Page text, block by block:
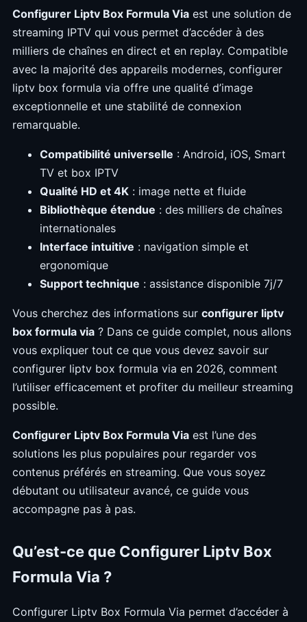
Configurer Liptv Box Formula Via est une solution de
streaming IPTV qui vous permet d’accéder à des
milliers de chaînes en direct et en replay. Compatible
avec la majorité des appareils modernes, configurer
liptv box formula via offre une qualité d’image
exceptionnelle et une stabilité de connexion
remarquable.
Compatibilité universelle : Android, iOS, Smart
TV et box IPTV
Qualité HD et 4K : image nette et fluide
Bibliothèque étendue : des milliers de chaînes
internationales
Interface intuitive : navigation simple et
ergonomique
Support technique : assistance disponible 7j/7
Vous cherchez des informations sur configurer liptv
box formula via ? Dans ce guide complet, nous allons
vous expliquer tout ce que vous devez savoir sur
configurer liptv box formula via en 2026, comment
l’utiliser efficacement et profiter du meilleur streaming
possible.
Configurer Liptv Box Formula Via est l’une des
solutions les plus populaires pour regarder vos
contenus préférés en streaming. Que vous soyez
débutant ou utilisateur avancé, ce guide vous
accompagne pas à pas.
Qu’est-ce que Configurer Liptv Box
Formula Via ?
Configurer Liptv Box Formula Via permet d’accéder à